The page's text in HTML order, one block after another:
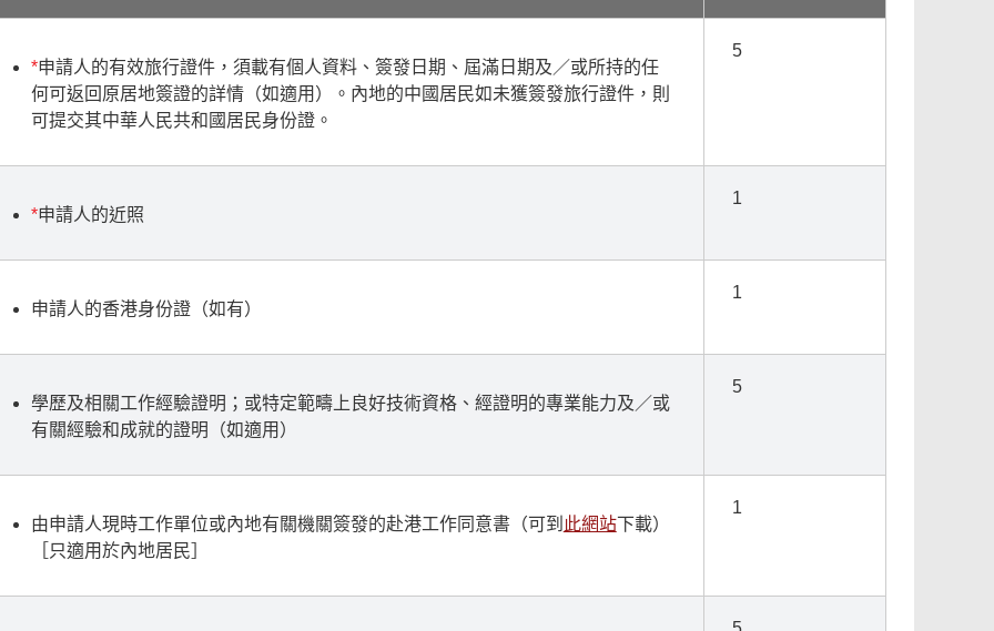
*申請人的有效旅行證件，須載有個人資料、簽發日期、屆滿日期及／或所持的任
何可返回原居地簽證的詳情（如適用）。內地的中國居民如未獲簽發旅行證件，則
可提交其中華人民共和國居民身份證。
5
*申請人的近照
1
申請人的香港身份證（如有）
1
學歷及相關工作經驗證明；或特定範疇上良好技術資格、經證明的專業能力及／或
有關經驗和成就的證明（如適用）
5
由申請人現時工作單位或內地有關機關簽發的赴港工作同意書（可到 此網站下載）
［只適用於內地居民］
1